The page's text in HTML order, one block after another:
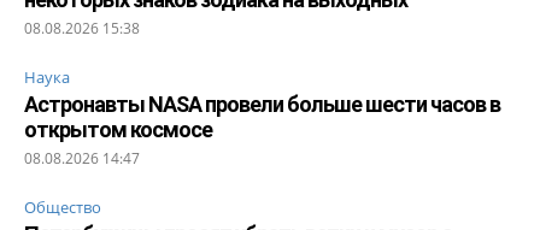
08.08.2026 15:38
Наука
Астронавты NASA провели больше шести часов в
открытом космосе
08.08.2026 14:47
Общество